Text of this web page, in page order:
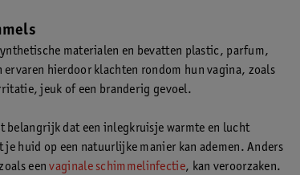
materialen en bevatten plastic, parfum,
hierdoor klachten rondom hun vagina, zoals
jeuk of een branderig gevoel.
belangrijk dat een inlegkruisje warmte en lucht
huid op een natuurlijke manier kan ademen. Anders
eenvaginale schimmelinfectie, kan veroorzaken.